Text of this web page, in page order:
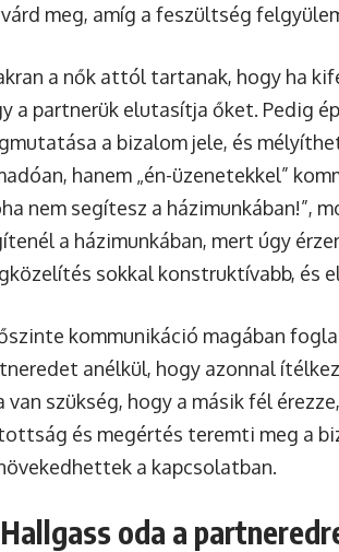
meg, amíg a feszültség
a nők attól tartanak, hogy ha
a partnerük elutasítja őket. Pedig
a bizalom jele, és
hanem „én-üzenetekkel”
nem segítesz a házimunkában!”,
a házimunkában, mert úgy
sokkal konstruktívabb, és
kommunikáció magában
anélkül, hogy azonnal
van szükség, hogy a másik fél
és megértés teremti meg a
a kapcsolatban.
oda a